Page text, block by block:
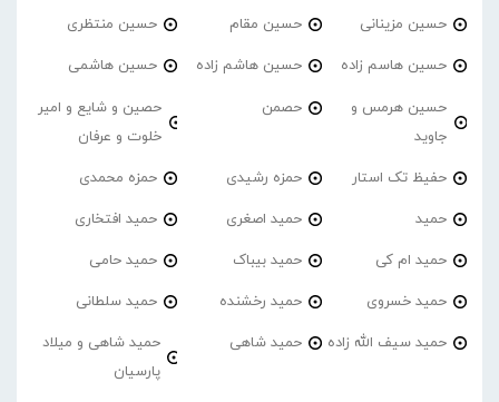
حسین مزینانی حسین مقام حسین منتظری
حسین هاسم زاده حسین هاشم زاده حسین هاشمی
حسین هرمس و
جاوید
حصمن
حصین و شایع و امیر
خلوت و عرفان
حفیظ تک استار حمزه رشیدی حمزه محمدی
حمید حمید اصغری حمید افتخاری
حمید ام کی حمید بیباک حمید حامی
حمید خسروی حمید رخشنده حمید سلطانی
حمید سیف الله زاده حمید شاهی
حمید شاهی و میلاد
پارسیان